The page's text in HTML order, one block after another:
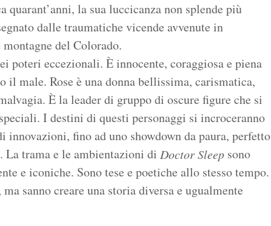
quarant’anni, la sua luccicanza non splende più
dalle traumatiche vicende avvenute in
del Colorado.
poteri eccezionali. È innocente, coraggiosa e piena
il male. Rose è una donna bellissima, carismatica,
È la leader di gruppo di oscure figure che si
I destini di questi personaggi si incroceranno
fino ad uno showdown da paura, perfetto
La trama e le ambientazioni di Doctor Sleep sono
e iconiche. Sono tese e poetiche allo stesso tempo.
sanno creare una storia diversa e ugualmente